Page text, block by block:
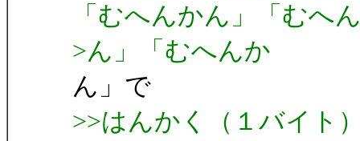
「むへんかん」「むへ
>ん」「むへんか
ん」で
>>はんかく（１バイト